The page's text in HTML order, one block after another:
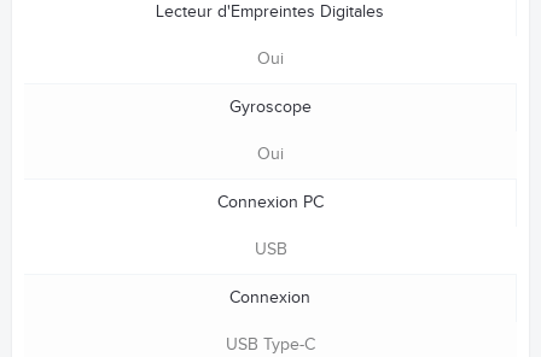
Lecteur d'Empreintes Digitales
Oui
Gyroscope
Oui
Connexion PC
USB
Connexion
USB Type-C